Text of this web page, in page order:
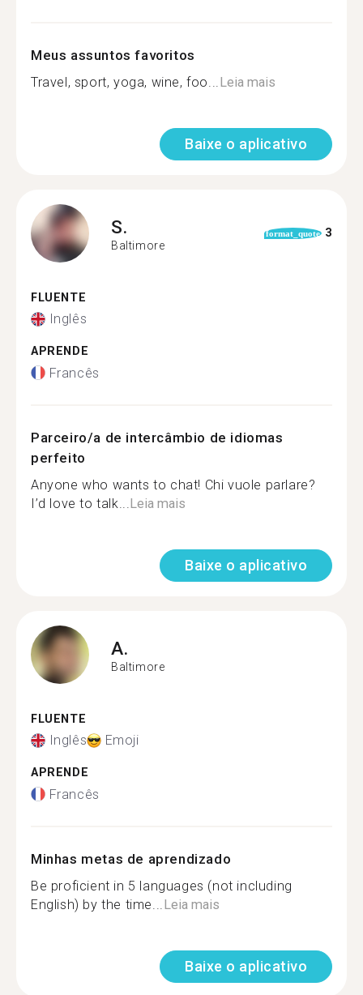
Meus assuntos favoritos
Travel, sport, yoga, wine, foo... Leia mais
Baixe o aplicativo
S.
Baltimore
format_quote 3
FLUENTE
Inglês
APRENDE
Francês
Parceiro/a de intercâmbio de idiomas
perfeito
Anyone who wants to chat! Chi vuole parlare?
I’d love to talk... Leia mais
Baixe o aplicativo
A.
Baltimore
FLUENTE
Inglês Emoji
APRENDE
Francês
Minhas metas de aprendizado
Be proficient in 5 languages (not including
English) by the time... Leia mais
Baixe o aplicativo